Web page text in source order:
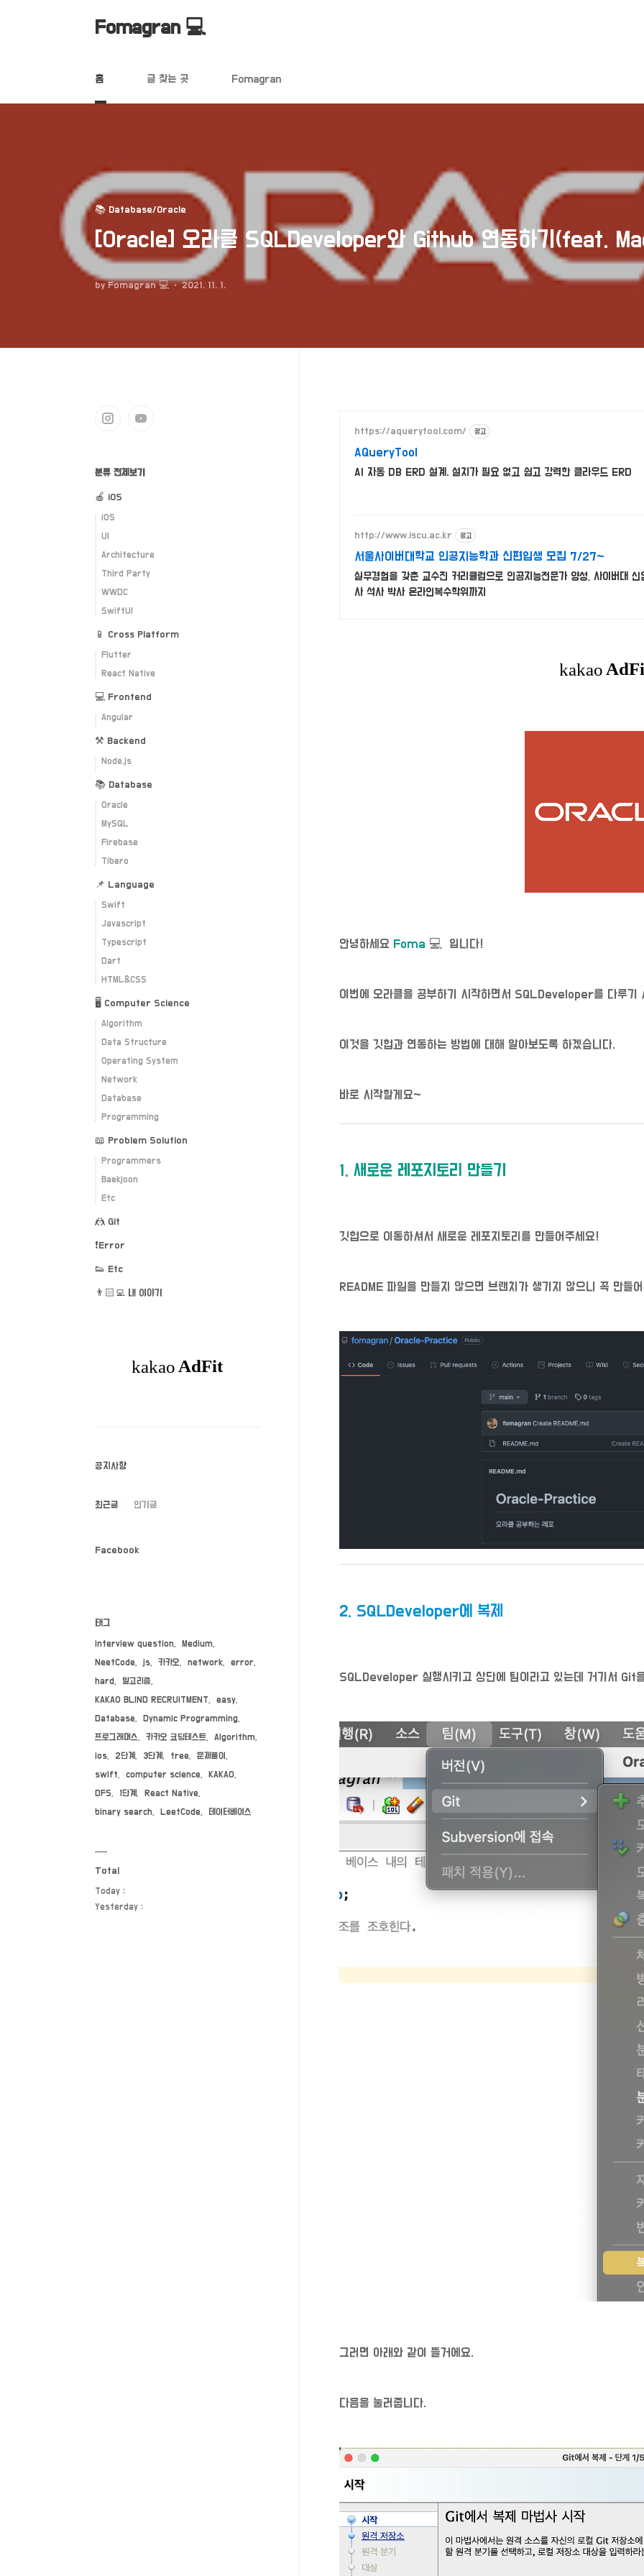
Fomagran 💻
홈 글 찾는 곳 Fomagran
📚 Database/Oracle
[Oracle] 오라클 SQLDeveloper와 Github 연동하기(feat.
by Fomagran 💻 2021. 11. 1.
https://aquerytool.com/ 광고
AQueryTool
AI 자동 DB ERD 설계. 설치가 필요 없고 쉽고 강력한 클라우드 ERD
http://www.iscu.ac.kr 광고
서울사이버대학교 인공지능학과 신편입생 모집 7/27~
실무경험을 갖춘 교수진 커리큘럼으로 인공지능전문가 양성, 사이버대
사 석사 박사 온라인복수학위까지
안녕하세요 Foma 💻 입니다!
이번에 오라클을 공부하기 시작하면서 SQLDeveloper를 다루기
이것을 깃헙과 연동하는 방법에 대해 알아보도록 하겠습니다.
바로 시작할게요~
1. 새로운 레포지토리 만들기
깃헙으로 이동하셔서 새로운 레포지토리를 만들어주세요!
README 파일을 만들지 않으면 브랜치가 생기지 않으니 꼭 만들
2. SQLDeveloper에 복제
SQLDeveloper 실행시키고 상단에 팀이라고 있는데 거기서 Git
그러면 아래와 같이 뜰거에요.
다음을 눌러줍니다.
분류 전체보기
🍎 iOS
iOS
UI
Architecture
Third Party
WWDC
SwiftUI
📱 Cross Platform
Flutter
React Native
💻 Frontend
Angular
⚒ Backend
Node.js
📚 Database
Oracle
MySQL
Firebase
Tibero
📌 Language
Swift
Javascript
Typescript
Dart
HTML&CSS
🖥 Computer Science
Algorithm
Data Structure
Operating System
Network
Database
Programming
📖 Problem Solution
Programmers
Baekjoon
Etc
🤼 Git
❗️Error
👟 Etc
👨🏻‍💻 내 이야기
공지사항
최근글 인기글
Facebook
태그
interview question
Medium
NeetCode
js 카카오 network
error
hard
알고리즘
KAKAO BLIND RECRUITMENT
easy
Database
Dynamic Programming
프로그래머스
카카오 코딩테스트
Algorithm
ios
2단계 3단계 tree
문제풀이
swift
computer science
KAKAO
DFS
1단계
React Native
binary search
LeetCode 데이터베이스
Total
Today :
Yesterday :